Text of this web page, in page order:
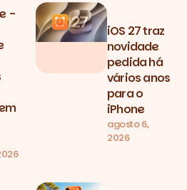
Dicas
-
iOS 27 traz
novidade
pedida há
vários anos
para o
iPhone
agosto 6,
2026